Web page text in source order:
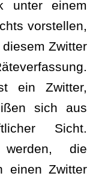
unter einem
vorstellen,
Zwitter
ein Zwitter,
sich aus
Sicht.
die
einen Zwitter